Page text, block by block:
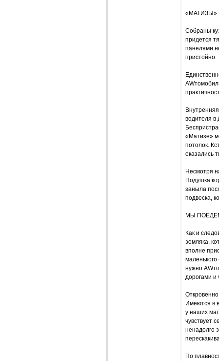
Собраны
придется
панелями
пристойно.
водителя в
«Матизе»
потолок.
оказались
Несмотря
Подушка
заныла
подвеска,
МЫ
Как и
земляка,
вполне
нужно
дорогами и
Имеются в
у наших
чувствует
ненадолго
По